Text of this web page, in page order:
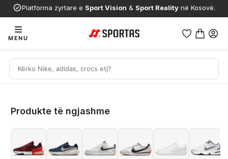
Platforma zyrtare e Sport Vision & Sport Reality në Kosovë.
MENU
Produkte të ngjashme